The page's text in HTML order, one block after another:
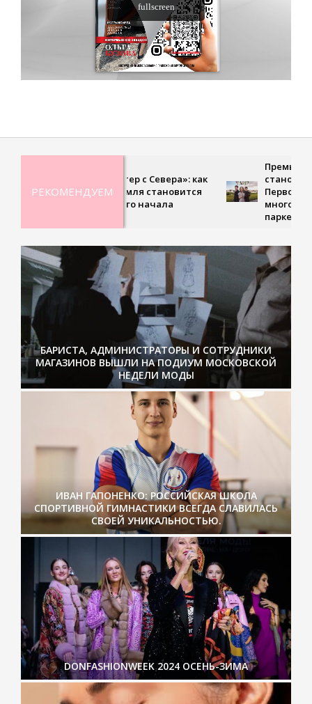
РЕКОМЕНДУЕМ
«Тёплый ветер с Севера»: как
холодная земля становится
Премьера, где любовь
становится
Первом канале
многосерийная
БАРИСТА, АДМИНИСТРАТОРЫ И СОТРУДНИКИ
МАГАЗИНОВ ВЫШЛИ НА ПОДИУМ МОСКОВСКОЙ
НЕДЕЛИ МОДЫ
ИВАН ГАПОНЕНКО: РОССИЙСКАЯ ШКОЛА
СПОРТИВНОЙ ГИМНАСТИКИ ВСЕГДА СЛАВИЛАСЬ
СВОЕЙ УНИКАЛЬНОСТЬЮ.
DONFASHIONWEEK 2024 ОСЕНЬ-ЗИМА